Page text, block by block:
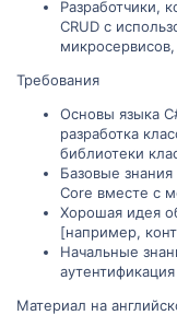
Разработчики,
CRUD с
Требования
Основы языка
разработка
библиотеки
Базовые
Core вместе с
Хорошая идея
[например,
Начальные
Материал на